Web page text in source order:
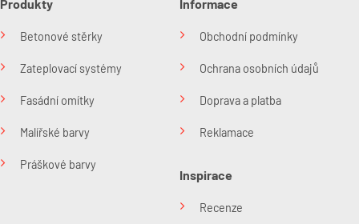
Produkty
Betonové stěrky
Zateplovací systémy
Fasádní omítky
Malířské barvy
Práškové barvy
Informace
Obchodní podmínky
Ochrana osobních údajů
Doprava a platba
Reklamace
Inspirace
Recenze